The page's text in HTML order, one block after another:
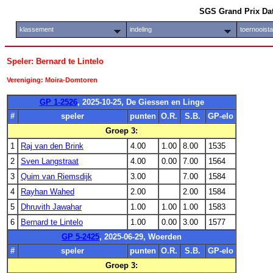
SGS Grand Prix
klassement indeling
Speler: Bernard te Lintelo
Vereniging: Moira-Domtoren
GP 1-2526, 2025-10-25, De Giessen en Linge
#
speler punten O.R. S.B.
GP-elo
Groep 3:
1
Raj van den Brink 4.00 1.00 8.00
1535
2
Sven Langstraat 4.00 0.00 7.00
1564
3
Quim van Riemsdijk 3.00 7.00
1584
4
Rayhan Wahed 2.00 2.00
1584
5
Dhruvith Jawahar 1.00 1.00 1.00
1583
6
Bernard te Lintelo 1.00 0.00 3.00
1577
GP 5-2425, 2025-06-29, Woerden
#
speler punten O.R. S.B.
GP-elo
Groep 3: